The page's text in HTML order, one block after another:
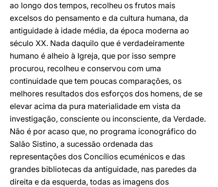
ao longo dos tempos, recolheu os frutos mais
excelsos do pensamento e da cultura humana, da
antiguidade à idade média, da época moderna ao
século XX. Nada daquilo que é verdadeiramente
humano é alheio à Igreja, que por isso sempre
procurou, recolheu e conservou com uma
continuidade que tem poucas comparações, os
melhores resultados dos esforços dos homens, de se
elevar acima da pura materialidade em vista da
investigação, consciente ou inconsciente, da Verdade.
Não é por acaso que, no programa iconográfico do
Salão Sistino, a sucessão ordenada das
representações dos Concílios ecuménicos e das
grandes bibliotecas da antiguidade, nas paredes da
direita e da esquerda, todas as imagens dos